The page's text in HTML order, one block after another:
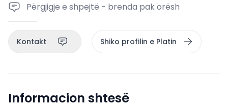
Përgjigje e shpejtë - brenda pak orësh
Kontakt Shiko profilin e Platin
Informacion shtesë